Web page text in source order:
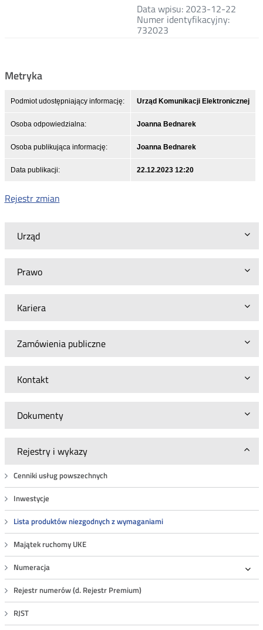
Urząd
Prawo
Kariera
Zamówienia publiczne
Kontakt
Dokumenty
Rejestry i wykazy
Cenniki usług powszechnych
Inwestycje
Lista produktów niezgodnych z wymaganiami
Majątek ruchomy UKE
Numeracja
Rejestr numerów (d. Rejestr Premium)
RJST
Data wpisu: 2023-12-22
Numer identyfikacyjny:
732023
Metryka
Podmiot udostępniający informację: Urząd Komunikacji Elektronicznej
Osoba odpowiedzialna: Joanna Bednarek
Osoba publikująca informację: Joanna Bednarek
Data publikacji: 22.12.2023 12:20
Rejestr zmian